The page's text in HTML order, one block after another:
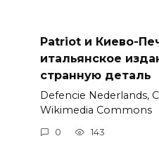
Patriot и Киево-
итальянское
странную деталь
Defencie Nederlands,
Wikimedia Commons
0 143